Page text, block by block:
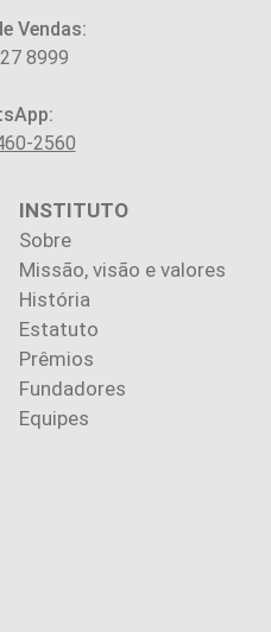
Vendas:
8999
2560
INSTITUTO
Sobre
Missão, visão e valores
História
Estatuto
Prêmios
Fundadores
Equipes